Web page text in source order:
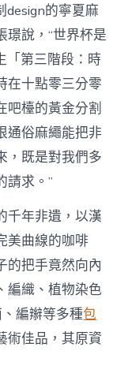
design的寧夏麻
璟說，“世界杯是
「第三階段：時
在十點零三分零
吧檯的黃金分割
通俗麻繩能把非
，既是對我們多
請求。”
千年非遺，以漢
美曲線的咖啡
的把手竟然向內
編織、植物染色
編辮等多種包
術佳品，其原資